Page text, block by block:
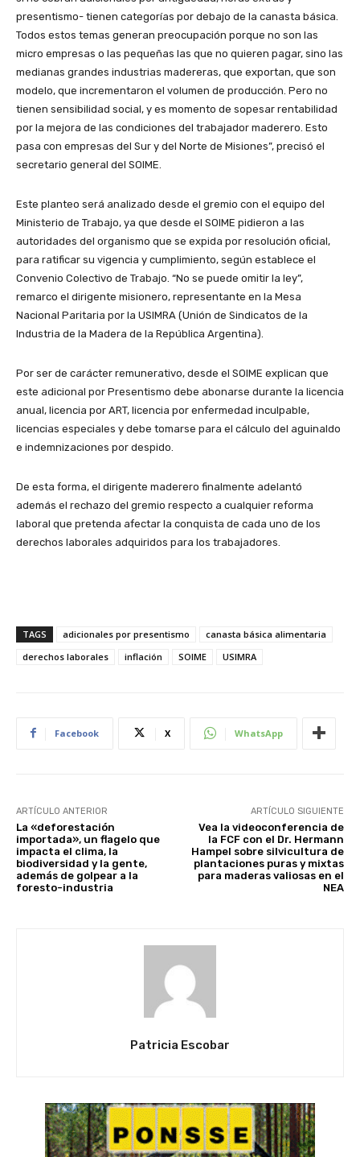
presentismo- tienen categorías por debajo de la canasta básica.
Todos estos temas generan preocupación porque no son las
micro empresas o las pequeñas las que no quieren pagar, sino las
medianas grandes industrias madereras, que exportan, que son
modelo, que incrementaron el volumen de producción. Pero no
tienen sensibilidad social, y es momento de sopesar rentabilidad
por la mejora de las condiciones del trabajador maderero. Esto
pasa con empresas del Sur y del Norte de Misiones”, precisó el
secretario general del SOIME.
Este planteo será analizado desde el gremio con el equipo del
Ministerio de Trabajo, ya que desde el SOIME pidieron a las
autoridades del organismo que se expida por resolución oficial,
para ratificar su vigencia y cumplimiento, según establece el
Convenio Colectivo de Trabajo. “No se puede omitir la ley”,
remarco el dirigente misionero, representante en la Mesa
Nacional Paritaria por la USIMRA (Unión de Sindicatos de la
Industria de la Madera de la República Argentina).
Por ser de carácter remunerativo, desde el SOIME explican que
este adicional por Presentismo debe abonarse durante la licencia
anual, licencia por ART, licencia por enfermedad inculpable,
licencias especiales y debe tomarse para el cálculo del aguinaldo
e indemnizaciones por despido.
De esta forma, el dirigente maderero finalmente adelantó
además el rechazo del gremio respecto a cualquier reforma
laboral que pretenda afectar la conquista de cada uno de los
derechos laborales adquiridos para los trabajadores.
TAGS adicionales por presentismo
canasta básica alimentaria
derechos laborales
inflación SOIME USIMRA
Facebook X WhatsApp
ARTÍCULO ANTERIOR
La «deforestación
importada», un flagelo que
impacta el clima, la
biodiversidad y la gente,
además de golpear a la
foresto-industria
ARTÍCULO SIGUIENTE
Vea la videoconferencia de
la FCF con el Dr. Hermann
Hampel sobre silvicultura de
plantaciones puras y mixtas
para maderas valiosas en el
NEA
Patricia Escobar